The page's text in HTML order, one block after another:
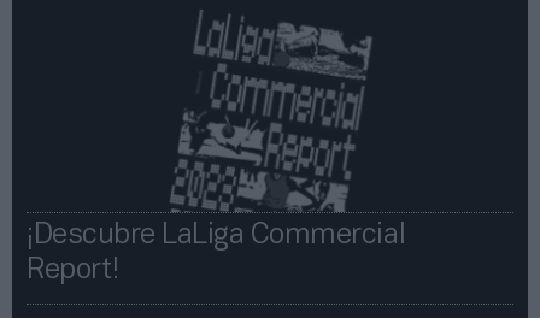
¡Descubre LaLiga Commercial
Report!​​